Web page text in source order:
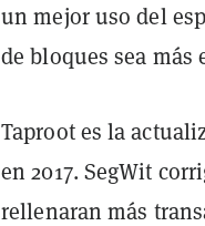
un mejor uso del
de bloques sea más
Taproot es la
en 2017. SegWit
rellenaran más